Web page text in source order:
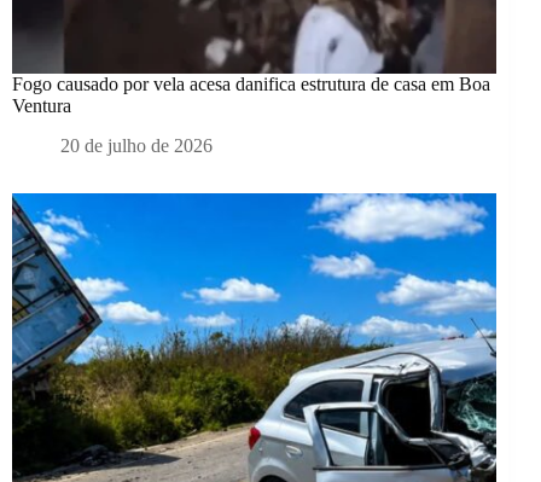
Fogo causado por vela acesa danifica estrutura de casa em Boa
Ventura
20 de julho de 2026